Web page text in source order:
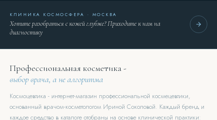
КЛИНИКА КОСМОСФЕРА · МОСКВА
Хотите разобраться с кожей глубже? Приходите к нам на
диагностику
Профессиональная косметика -
выбор врача, а не алгоритма
Космоцевтика - интернет-магазин профессиональной космецевтики,
основанный врачом-косметологом Ириной Соколовой. Каждый бренд и
каждое средство в каталоге отобраны на основе клинической практики: